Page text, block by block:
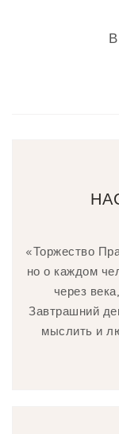
«Торжество
но о каждом
через
Завтрашний
мыслить и